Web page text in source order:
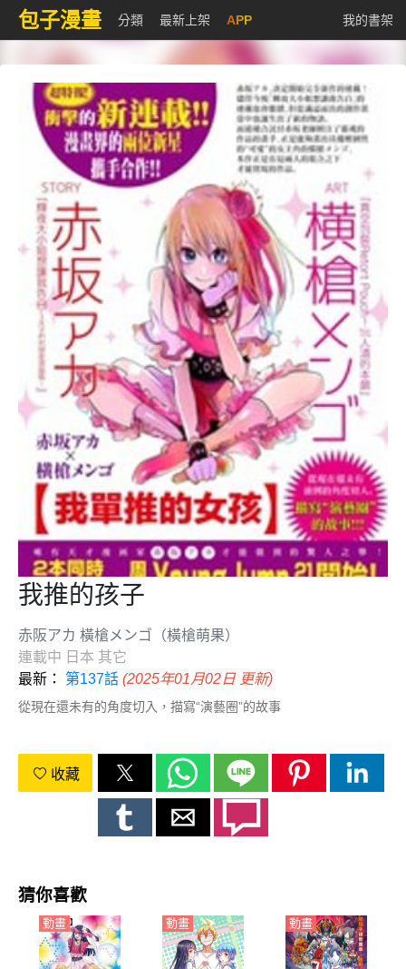
包子漫畫 分類 最新上架 APP 我的書架
我推的孩子
赤阪アカ 橫槍メンゴ（橫槍萌果）
連載中 日本 其它
最新： 第137話 (2025年01月02日 更新)
從現在還未有的角度切入，描寫“演藝圈”的故事
收藏
猜你喜歡
動畫 動畫 動畫